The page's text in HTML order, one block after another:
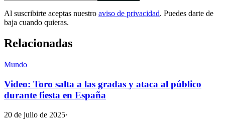
Al suscribirte aceptas nuestro aviso de privacidad. Puedes darte de
baja cuando quieras.
Relacionadas
Mundo
Video: Toro salta a las gradas y ataca al público
durante fiesta en España
20 de julio de 2025·